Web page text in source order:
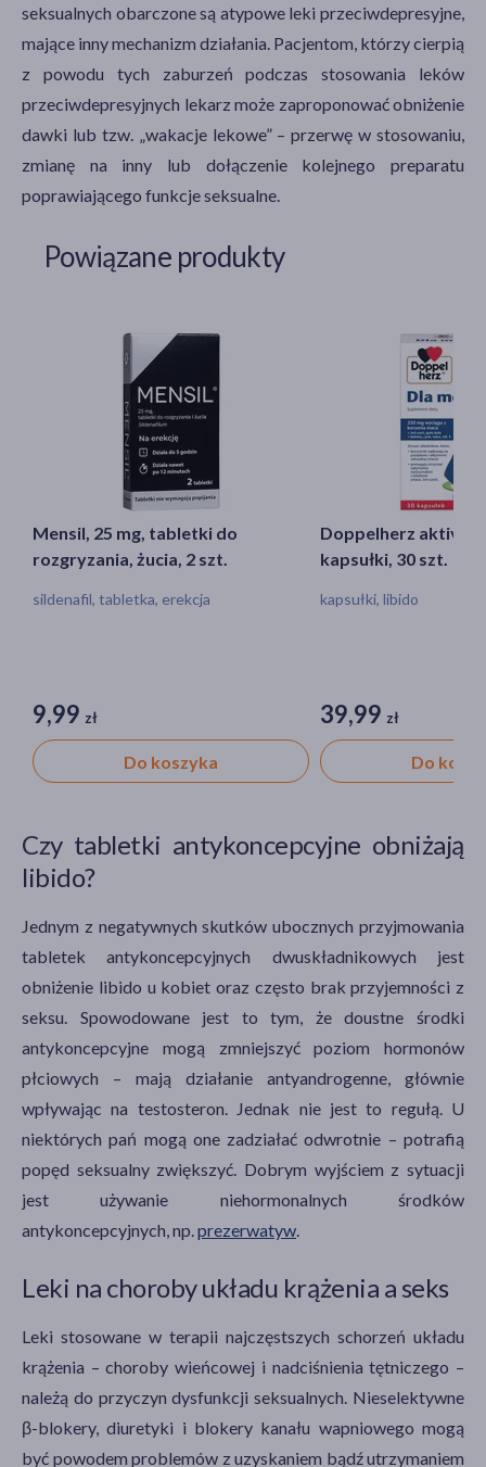
seksualnych obarczone są atypowe leki przeciwdepresyjne,
mające inny mechanizm działania. Pacjentom, którzy cierpią
z powodu tych zaburzeń podczas stosowania leków
przeciwdepresyjnych lekarz może zaproponować obniżenie
dawki lub tzw. „wakacje lekowe” – przerwę w stosowaniu,
zmianę na inny lub dołączenie kolejnego preparatu
poprawiającego funkcje seksualne.
Powiązane produkty
Mensil, 25 mg, tabletki do
rozgryzania, żucia, 2 szt.
sildenafil, tabletka, erekcja
9,99 zł
Do koszyka
Doppelherz aktiv
kapsułki, 30 szt.
kapsułki, libido
39,99 zł
Do
Czy tabletki antykoncepcyjne obniżają
libido?
Jednym z negatywnych skutków ubocznych przyjmowania
tabletek antykoncepcyjnych dwuskładnikowych jest
obniżenie libido u kobiet oraz często brak przyjemności z
seksu. Spowodowane jest to tym, że doustne środki
antykoncepcyjne mogą zmniejszyć poziom hormonów
płciowych – mają działanie antyandrogenne, głównie
wpływając na testosteron. Jednak nie jest to regułą. U
niektórych pań mogą one zadziałać odwrotnie – potrafią
popęd seksualny zwiększyć. Dobrym wyjściem z sytuacji
jest używanie niehormonalnych środków
antykoncepcyjnych, np. prezerwatyw
Leki na choroby układu krążenia a seks
Leki stosowane w terapii najczęstszych schorzeń układu
krążenia – choroby wieńcowej i nadciśnienia tętniczego –
należą do przyczyn dysfunkcji seksualnych. Nieselektywne
β-blokery, diuretyki i blokery kanału wapniowego mogą
być powodem problemów z uzyskaniem bądź utrzymaniem